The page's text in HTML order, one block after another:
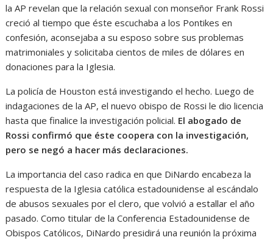
la AP revelan que la relación sexual con monseñor Frank Rossi
creció al tiempo que éste escuchaba a los Pontikes en
confesión, aconsejaba a su esposo sobre sus problemas
matrimoniales y solicitaba cientos de miles de dólares en
donaciones para la Iglesia.
La policía de Houston está investigando el hecho. Luego de
indagaciones de la AP, el nuevo obispo de Rossi le dio licencia
hasta que finalice la investigación policial. El abogado de
Rossi confirmó que éste coopera con la investigación,
pero se negó a hacer más declaraciones.
La importancia del caso radica en que DiNardo encabeza la
respuesta de la Iglesia católica estadounidense al escándalo
de abusos sexuales por el clero, que volvió a estallar el año
pasado. Como titular de la Conferencia Estadounidense de
Obispos Católicos, DiNardo presidirá una reunión la próxima